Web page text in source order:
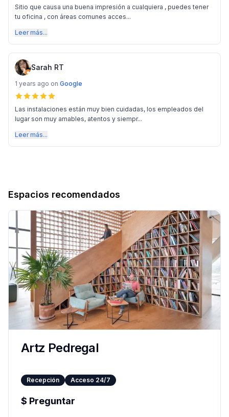
Sitio que causa una buena impresión a cualquiera , puedes tener
tu oficina , con áreas comunes acces...
Leer más...
Sarah RT
1 years ago on Google
Las instalaciones están muy bien cuidadas, los empleados del
lugar son muy amables, atentos y siempr...
Leer más...
Espacios recomendados
Artz Pedregal
Recepción Acceso 24/7
$ Preguntar